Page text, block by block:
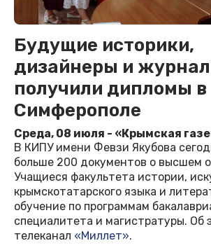
Будущие историки,
дизайнеры и
получили дипломы в
Симферополе
Среда, 08 июля - «Крымская
В КИПУ имени Февзи Якубова
больше 200 документов о высшем
Учащиеся факультета истории,
крымскотатарского языка и
обучение по программам
специалитета и магистратуры. Об
телеканал «Миллет».